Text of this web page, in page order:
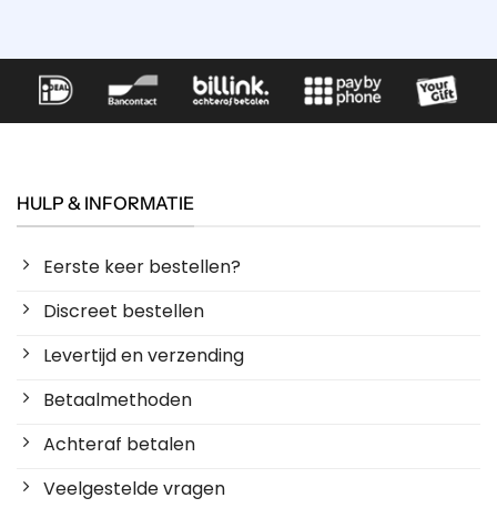
HULP & INFORMATIE
Eerste keer bestellen?
Discreet bestellen
Levertijd en verzending
Betaalmethoden
Achteraf betalen
Veelgestelde vragen